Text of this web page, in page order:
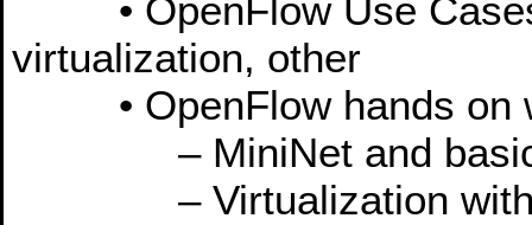
• OpenFlow Use
virtualization, other
• OpenFlow hands on
– MiniNet and basic
– Virtualization with